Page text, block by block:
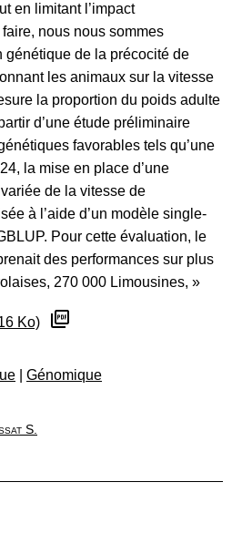
en limitant l’impact
nous nous sommes
génétique de la précocité de
les animaux sur la vitesse
la proportion du poids adulte
d’une étude préliminaire
favorables tels qu’une
la mise en place d’une
de la vitesse de
à l’aide d’un modèle single-
Pour cette évaluation, le
des performances sur plus
270 000 Limousines, »
Ko)
Génomique
S.